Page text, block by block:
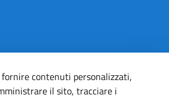
YoutubeLinkedin
contenuti personalizzati,
il sito, tracciare i